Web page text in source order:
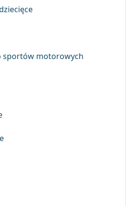
sportów motorowych